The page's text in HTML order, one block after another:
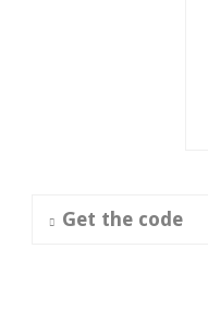
Get the code